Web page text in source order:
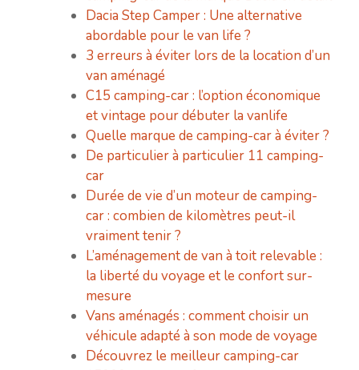
Dacia Step Camper : Une alternative
abordable pour le van life ?
3 erreurs à éviter lors de la location d’un
van aménagé
C15 camping-car : l’option économique
et vintage pour débuter la vanlife
Quelle marque de camping-car à éviter ?
De particulier à particulier 11 camping-
car
Durée de vie d’un moteur de camping-
car : combien de kilomètres peut-il
vraiment tenir ?
L’aménagement de van à toit relevable :
la liberté du voyage et le confort sur-
mesure
Vans aménagés : comment choisir un
véhicule adapté à son mode de voyage
Découvrez le meilleur camping-car